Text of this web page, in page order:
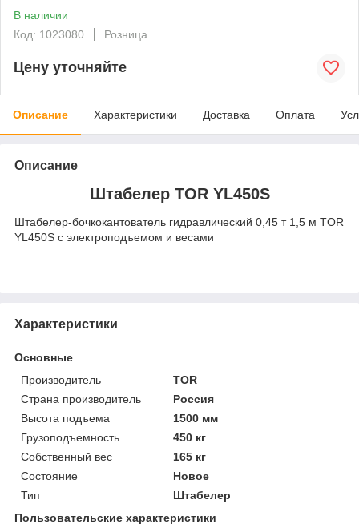
В наличии
Код: 1023080
Розница
Цену уточняйте
Описание Характеристики Доставка Оплата
Описание
Штабелер TOR YL450S
Штабелер-бочкокантователь гидравлический 0,45 т 1,5 м TOR
YL450S с электроподъемом и весами
Характеристики
Основные
Производитель
TOR
Страна производитель
Россия
Высота подъема
1500 мм
Грузоподъемность
450 кг
Собственный вес
165 кг
Состояние
Новое
Тип
Штабелер
Пользовательские характеристики